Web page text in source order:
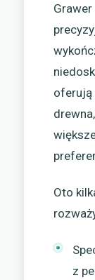
oferują
Oto
z